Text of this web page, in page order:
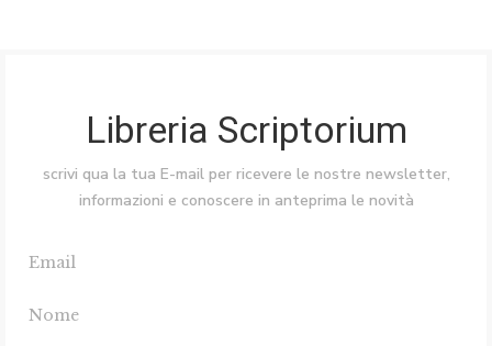
Libreria Scriptorium
scrivi qua la tua E-mail per ricevere le nostre newsletter,
informazioni e conoscere in anteprima le novità